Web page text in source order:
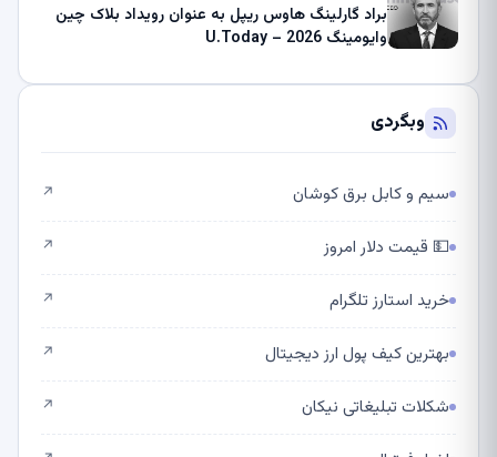
براد گارلینگ هاوس ریپل به عنوان رویداد بلاک چین
وایومینگ 2026 – U.Today
وبگردی
سیم و کابل برق کوشان ↗
💵 قیمت دلار امروز ↗
خرید استارز تلگرام ↗
بهترین کیف پول ارز دیجیتال ↗
شکلات تبلیغاتی نیکان ↗